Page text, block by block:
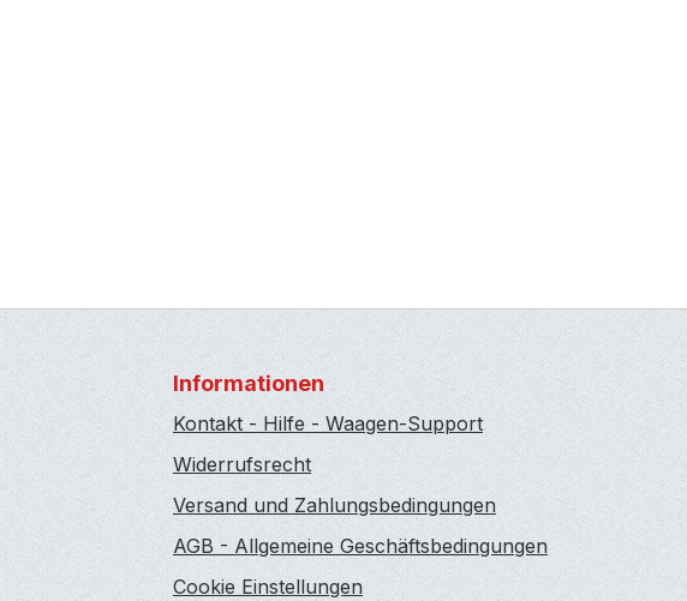
Informationen
Kontakt - Hilfe - Waagen-Support
Widerrufsrecht
Versand und Zahlungsbedingungen
AGB - Allgemeine Geschäftsbedingungen
Cookie Einstellungen